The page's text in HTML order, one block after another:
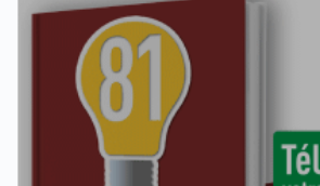
devenir membre